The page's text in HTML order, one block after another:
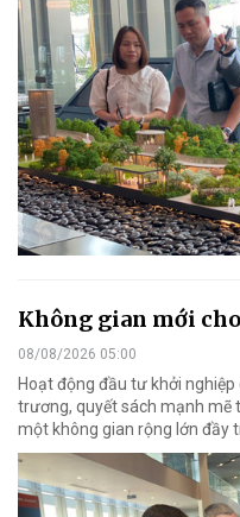
Không gian mới
08/08/2026 05:00
Hoạt động đầu tư khởi
trương, quyết sách mạnh mẽ
một không gian rộng lớn đầy